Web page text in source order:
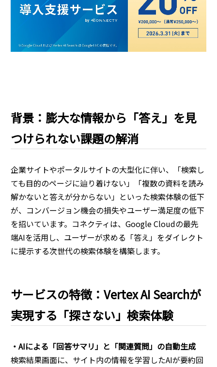
背景：膨大な情報から「答え」を見
つけられない課題の解消
企業サイトやポータルサイトの大型化に伴い、「検索し
ても目的のページに辿り着けない」「複数の資料を読み
解かないと答えが分からない」といった検索体験の低下
が、コンバージョン機会の損失やユーザー満足度の低下
を招いています。コネクティは、Google Cloudの最先
端AIを活用し、ユーザーが求める「答え」をダイレクト
に提示する次世代の検索体験を構築します。
サービスの特徴：Vertex AI Searchが
実現する「探さない」検索体験
・AIによる「回答サマリ」と「関連質問」の自動生成
検索結果画面に、サイト内の情報を学習したAIが要約回